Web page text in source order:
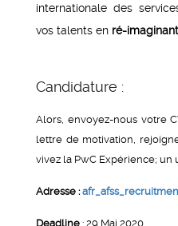
internationale des
vos talents en ré-
Candidature :
Alors, envoyez-nous votre
lettre de motivation,
vivez la PwC Expérience; un
Adresse :
Deadline : 29 Mai 2020.